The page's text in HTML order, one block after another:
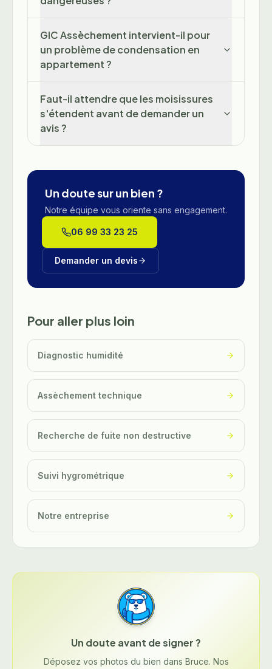
GIC Assèchement intervient-il pour
un problème de condensation en
appartement ?
Faut-il attendre que les moisissures
s'étendent avant de demander un
avis ?
Un doute sur un bien ?
Notre équipe vous oriente sans engagement.
06 99 33 23 25
Demander un devis
Pour aller plus loin
Diagnostic humidité
Assèchement technique
Recherche de fuite non destructive
Suivi hygrométrique
Notre entreprise
Un doute avant de signer ?
Déposez vos photos du bien dans Bruce. Nos